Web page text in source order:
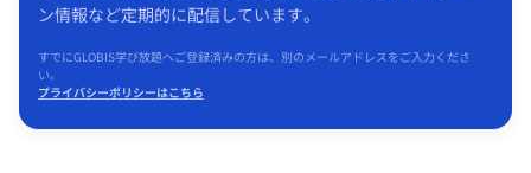
ン情報など定期的に配信しています。
すでにGLOBIS学び放題へご登録済みの方は、別のメールアドレスをご入力くださ
い。
プライバシーポリシーはこちら